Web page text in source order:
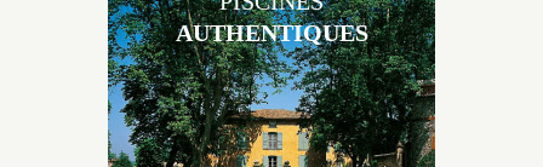
Les piscines en béton authentiques Jacques Brens se
démarquent par la noblesse des matériaux
AUTHENTIQUES